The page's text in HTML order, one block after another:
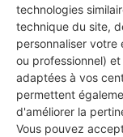
technologies
technique du site,
personnaliser
ou professionnel)
adaptées à vos
permettent
d'améliorer la
Vous pouvez